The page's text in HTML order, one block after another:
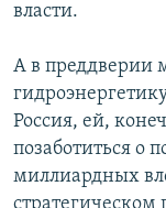
власти.
А в преддверии
Россия, ей,
позаботиться о
миллиардных